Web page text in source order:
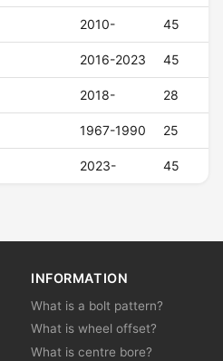
2010- 45
2016-2023 45
2018- 28
1967-1990 25
2023- 45
INFORMATION
What is a bolt pattern?
What is wheel offset?
What is centre bore?